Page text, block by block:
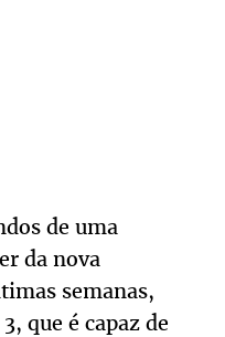
de uma
da nova
semanas,
que é capaz de